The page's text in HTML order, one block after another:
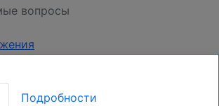
вопросы
Подробности